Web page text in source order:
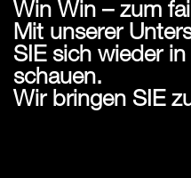
Win Win – zum
Mit unserer
SIE sich wieder
schauen.
Wir bringen SIE